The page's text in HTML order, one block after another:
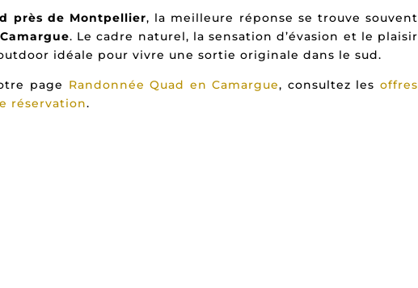
près de Montpellier, la meilleure réponse se trouve souvent
Camargue. Le cadre naturel, la sensation d’évasion et le plaisir
idéale pour vivre une sortie originale dans le sud.
page Randonnée Quad en Camargue, consultez lesoffres
réservation.